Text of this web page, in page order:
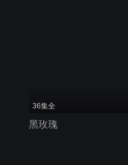
36集全
黑玫瑰